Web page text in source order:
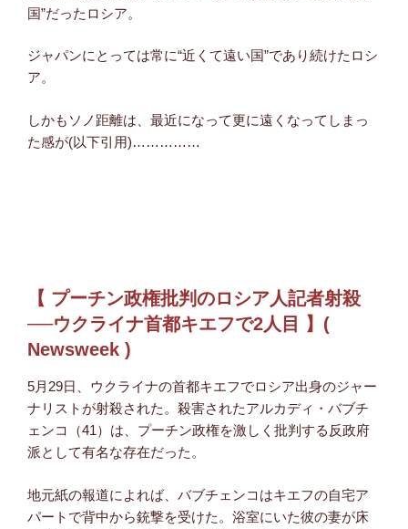
国”だったロシア。
ジャパンにとっては常に“近くて遠い国”であり続けたロシ
ア。
しかもソノ距離は、最近になって更に遠くなってしまっ
た感が(以下引用)……………
【 プーチン政権批判のロシア人記者射殺
──ウクライナ首都キエフで2人目 】(
Newsweek )
5月29日、ウクライナの首都キエフでロシア出身のジャー
ナリストが射殺された。殺害されたアルカディ・バブチ
ェンコ（41）は、プーチン政権を激しく批判する反政府
派として有名な存在だった。
地元紙の報道によれば、バブチェンコはキエフの自宅ア
パートで背中から銃撃を受けた。浴室にいた彼の妻が床